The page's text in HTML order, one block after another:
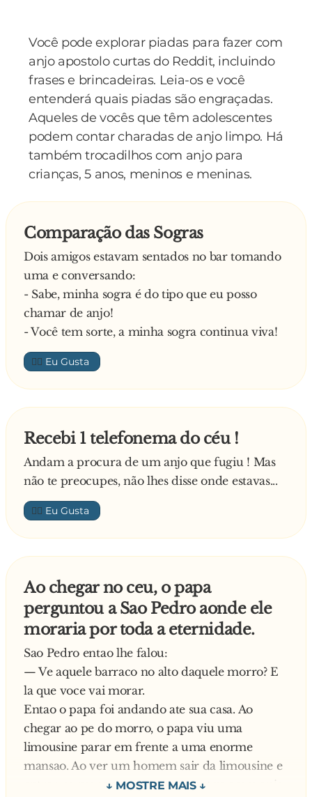
Você pode explorar piadas para fazer com
anjo apostolo curtas do Reddit, incluindo
frases e brincadeiras. Leia-os e você
entenderá quais piadas são engraçadas.
Aqueles de vocês que têm adolescentes
podem contar charadas de anjo limpo. Há
também trocadilhos com anjo para
crianças, 5 anos, meninos e meninas.
Comparação das Sogras
Dois amigos estavam sentados no bar tomando
uma e conversando:
- Sabe, minha sogra é do tipo que eu posso
chamar de anjo!
- Você tem sorte, a minha sogra continua viva!
👍🏼
Recebi 1 telefonema do céu !
Andam a procura de um anjo que fugiu ! Mas
não te preocupes, não lhes disse onde estavas...
👍🏼
Ao chegar no ceu, o papa
perguntou a Sao Pedro aonde ele
moraria por toda a eternidade.
Sao Pedro entao lhe falou:
— Ve aquele barraco no alto daquele morro? E
la que voce vai morar.
Entao o papa foi andando ate sua casa. Ao
chegar ao pe do morro, o papa viu uma
limousine parar em frente a uma enorme
mansao. Ao ver um homem sair da limousine e
entrar na mansao, o papa perguntou a um anjo